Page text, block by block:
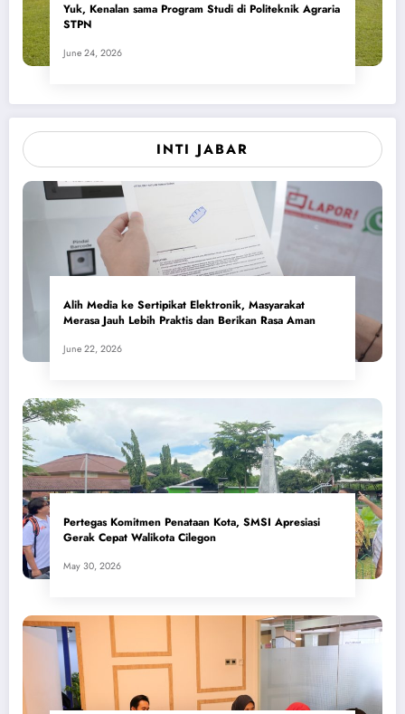
Yuk, Kenalan sama Program Studi di Politeknik Agraria
STPN
June 24, 2026
INTI JABAR
Alih Media ke Sertipikat Elektronik, Masyarakat
Merasa Jauh Lebih Praktis dan Berikan Rasa Aman
June 22, 2026
Pertegas Komitmen Penataan Kota, SMSI Apresiasi
Gerak Cepat Walikota Cilegon
May 30, 2026